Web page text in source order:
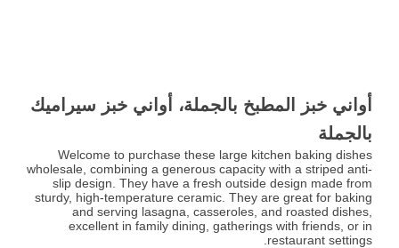
أواني خبز المطبخ بالجملة، أواني خبز سيراميك
بالجملة
Welcome to purchase these large kitchen baking dishes
wholesale, combining a generous capacity with a striped anti-
slip design. They have a fresh outside design made from
sturdy, high-temperature ceramic. They are great for baking
and serving lasagna, casseroles, and roasted dishes,
excellent in family dining, gatherings with friends, or in
restaurant settings.